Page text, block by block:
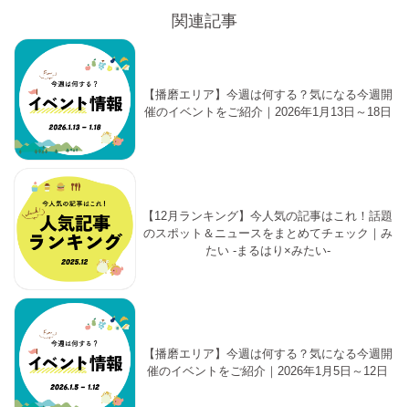
関連記事
【播磨エリア】今週は何する？気になる今週開
催のイベントをご紹介｜2026年1月13日～18日
【12月ランキング】今人気の記事はこれ！話題
のスポット＆ニュースをまとめてチェック｜み
たい -まるはり×みたい-
【播磨エリア】今週は何する？気になる今週開
催のイベントをご紹介｜2026年1月5日～12日